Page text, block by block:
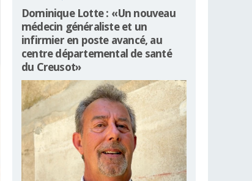
Dominique Lotte : «Un nouveau
médecin généraliste et un
infirmier en poste avancé, au
centre départemental de santé
du Creusot»